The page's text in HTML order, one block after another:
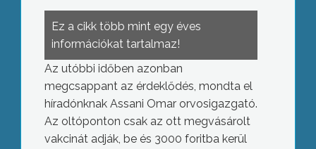
Ez a cikk több mint egy éves
információkat tartalmaz!
Az utóbbi időben azonban
megcsappant az érdeklődés, mondta el
híradónknak Assani Omar orvosigazgató.
Az oltóponton csak az ott megvásárolt
vakcinát adják, be és 3000 foritba kerül